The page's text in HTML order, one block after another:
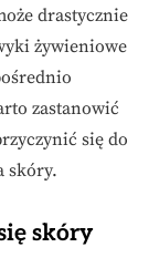
drastycznie
żywieniowe
zastanowić
się do
skóry.
skóry